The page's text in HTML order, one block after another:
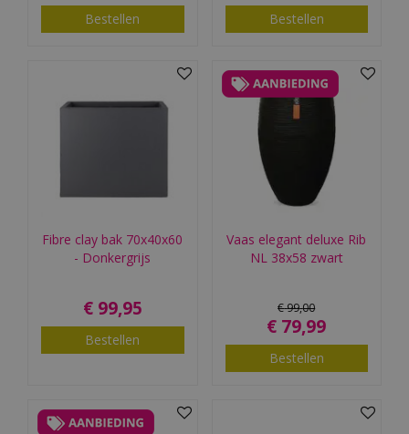
Bestellen Bestellen
Fibre clay bak 70x40x60
- Donkergrijs
€ 99,95
Bestellen
Vaas elegant deluxe Rib
NL 38x58 zwart
€99,00
€ 79,99
Bestellen